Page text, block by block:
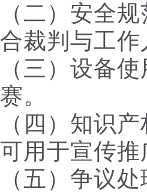
（二）安全
合裁判与工作
（三）设备
赛。
（四）知识
可用于宣传推
（五）争议